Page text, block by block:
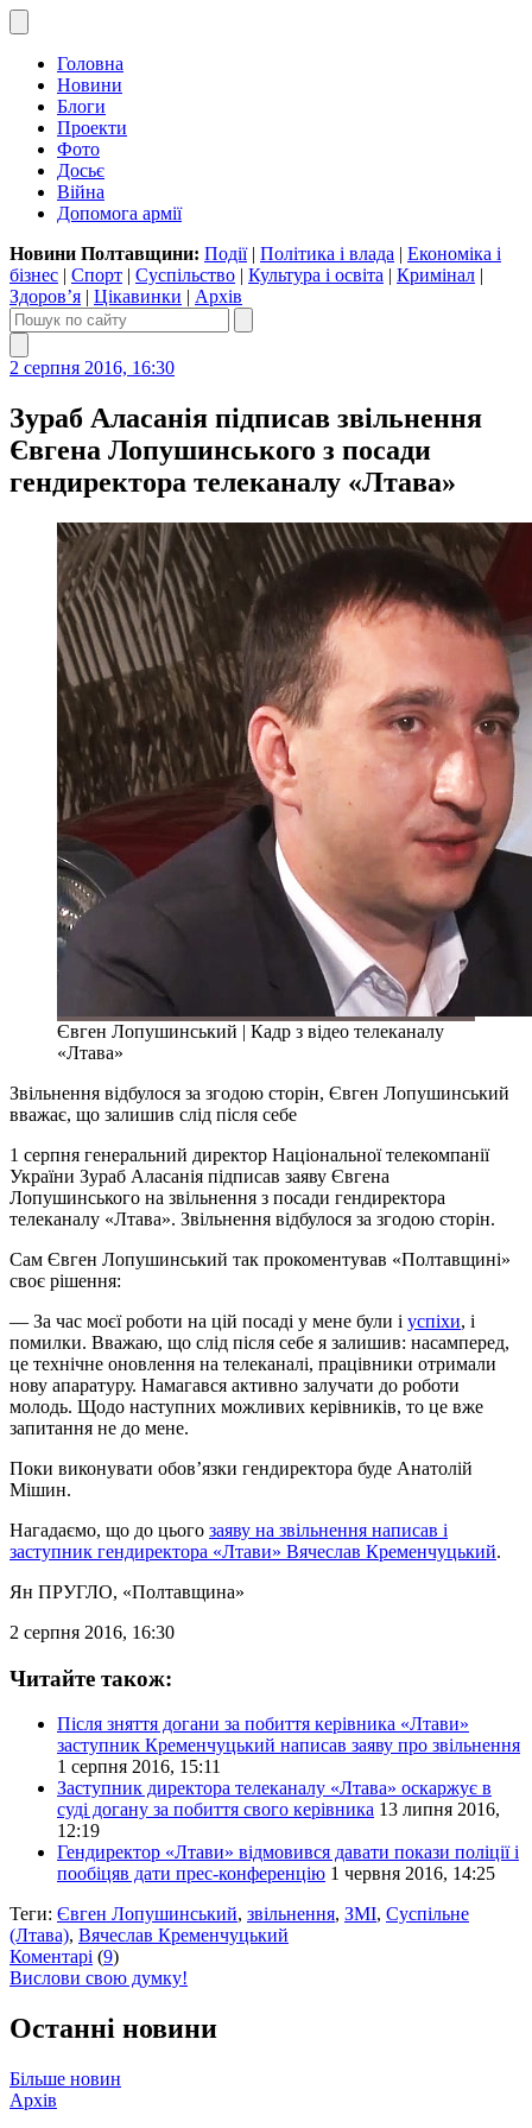
Головна
Новини
Блоги
Проекти
Фото
Досьє
Війна
Допомога армії
Новини Полтавщини: Події| Політика і влада | Економіка і
бізнес | Спорт | Суспільство | Культура і освіта | Кримінал |
Здоров’я | Цікавинки | Архів
2 серпня 2016, 16:30
Зураб Аласанія підписав звільнення
Євгена Лопушинського з посади
гендиректора телеканалу «Лтава»
Євген Лопушинський | Кадр з відео телеканалу
«Лтава»
Звільнення відбулося за згодою сторін, Євген Лопушинський
вважає, що залишив слід після себе
1 серпня генеральний директор Національної телекомпанії
України Зураб Аласанія підписав заяву Євгена
Лопушинського на звільнення з посади гендиректора
телеканалу «Лтава». Звільнення відбулося за згодою сторін.
Сам Євген Лопушинський так прокоментував «Полтавщині»
своє рішення:
— За час моєї роботи на цій посаді у мене були і успіхи, і
помилки. Вважаю, що слід після себе я залишив: насамперед,
це технічне оновлення на телеканалі, працівники отримали
нову апаратуру. Намагався активно залучати до роботи
молодь. Щодо наступних можливих керівників, то це вже
запитання не до мене.
Поки виконувати обов’язки гендиректора буде Анатолій
Мішин.
Нагадаємо, що до цього заяву на звільнення написав і
заступник гендиректора «Лтави» Вячеслав Кременчуцький.
Ян ПРУГЛО, «Полтавщина»
2 серпня 2016, 16:30
Читайте також:
Після зняття догани за побиття керівника «Лтави»
заступник Кременчуцький написав заяву про звільнення
1 серпня 2016, 15:11
Заступник директора телеканалу «Лтава» оскаржує в
суді догану за побиття свого керівника 13 липня 2016,
12:19
Гендиректор «Лтави» відмовився давати покази поліції і
пообіцяв дати прес-конференцію 1 червня 2016, 14:25
Теги: Євген Лопушинський, звільнення, ЗМІ, Суспільне
(Лтава), Вячеслав Кременчуцький
Коментарі (9)
Вислови свою думку!
Останні новини
Більше новин
Архів